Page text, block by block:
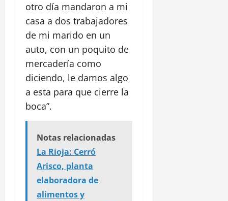
otro día mandaron a mi
casa a dos trabajadores
de mi marido en un
auto, con un poquito de
mercadería como
diciendo, le damos algo
a esta para que cierre la
boca”.
Notas relacionadas
La Rioja: Cerró
Arisco, planta
elaboradora de
alimentos y